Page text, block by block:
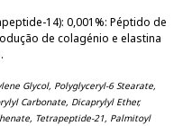
14): 0,001%: Péptido de
de colagénio e elastina
Glycol, Polyglyceryl-6 Stearate,
Carbonate, Dicaprylyl Ether,
Tetrapeptide-21, Palmitoyl